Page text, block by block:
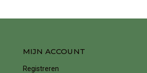
MIJN ACCOUNT
Registreren